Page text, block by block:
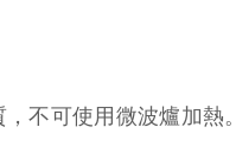
不可使用微波爐加熱。